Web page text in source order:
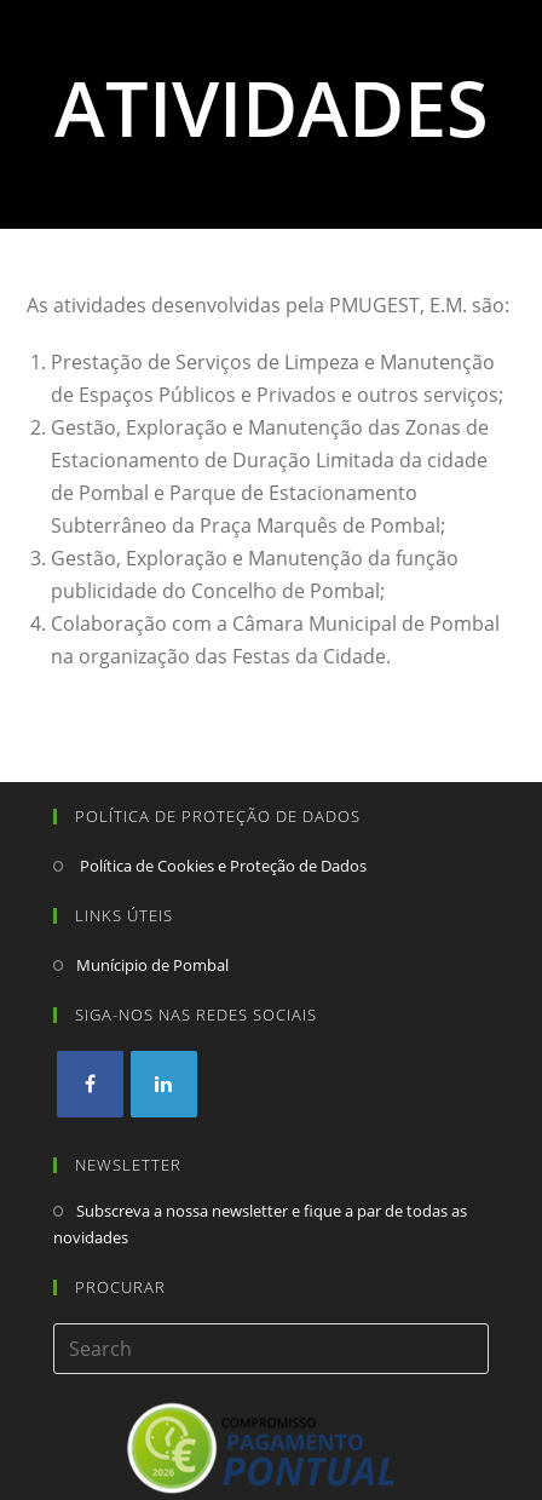
ATIVIDADES
As atividades desenvolvidas pela PMUGEST, E.M. são:
Prestação de Serviços de Limpeza e Manutenção
de Espaços Públicos e Privados e outros serviços;
Gestão, Exploração e Manutenção das Zonas de
Estacionamento de Duração Limitada da cidade
de Pombal e Parque de Estacionamento
Subterrâneo da Praça Marquês de Pombal;
Gestão, Exploração e Manutenção da função
publicidade do Concelho de Pombal;
Colaboração com a Câmara Municipal de Pombal
na organização das Festas da Cidade.
POLÍTICA DE PROTEÇÃO DE DADOS
Política de Cookies e Proteção de Dados
LINKS ÚTEIS
Munícipio de Pombal
SIGA-NOS NAS REDES SOCIAIS
NEWSLETTER
Subscreva a nossa newsletter e fique a par de todas as
novidades
PROCURAR